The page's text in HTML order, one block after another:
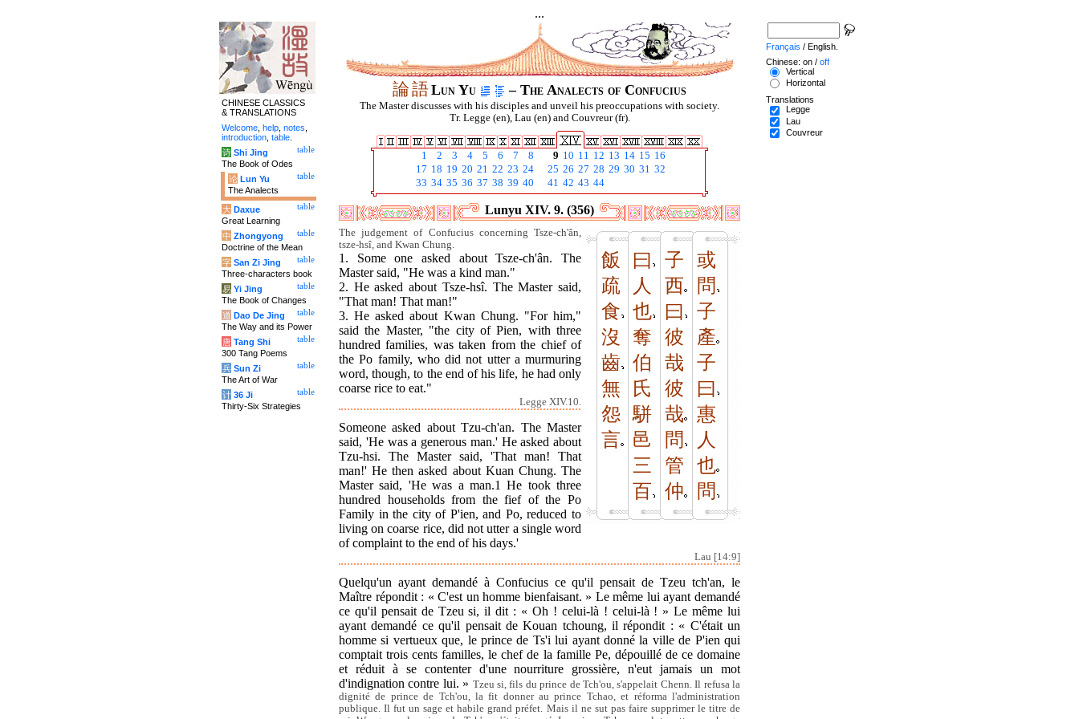
...
論語Lun Yu – The Analects of Confucius
The Master discusses with his disciples and unveil his preoccupations with society.
Tr. Legge (en), Lau (en) and Couvreur (fr).
1 2 3 4 5 6 7 8 9 10 11 12 13 14 15 16
17 18 19 20 21 22 23 24 25 26 27 28 29 30 31 32
33 34 35 36 37 38 39 40 41 42 43 44
Lunyu XIV. 9. (356)
飯
疏
食
沒
齒
無
怨
言
曰
人
也
奪
伯
氏
駢
邑
三
百
子
西
曰
彼
哉
彼
哉
問
管
仲
或
問
子
產
子
曰
惠
人
也
問
The judgement of Confucius concerning Tsze-ch'ân,
tsze-hsî, and Kwan Chung.
1. Some one asked about Tsze-ch'ân. The
Master said, "He was a kind man."
2. He asked about Tsze-hsî. The Master said,
"That man! That man!"
3. He asked about Kwan Chung. "For him,"
said the Master, "the city of Pien, with three
hundred families, was taken from the chief of
the Po family, who did not utter a murmuring
word, though, to the end of his life, he had only
coarse rice to eat."
Legge XIV.10.
Someone asked about Tzu-ch'an. The Master
said, 'He was a generous man.' He asked about
Tzu-hsi. The Master said, 'That man! That
man!' He then asked about Kuan Chung. The
Master said, 'He was a man.1 He took three
hundred households from the fief of the Po
Family in the city of P'ien, and Po, reduced to
living on coarse rice, did not utter a single word
of complaint to the end of his days.'
Lau [14:9]
Quelqu'un ayant demandé à Confucius ce qu'il pensait de Tzeu tch'an, le
Maître répondit : « C'est un homme bienfaisant. » Le même lui ayant demandé
ce qu'il pensait de Tzeu si, il dit : « Oh ! celui-là ! celui-là ! » Le même lui
ayant demandé ce qu'il pensait de Kouan tchoung, il répondit : « C'était un
homme si vertueux que, le prince de Ts'i lui ayant donné la ville de P'ien qui
comptait trois cents familles, le chef de la famille Pe, dépouillé de ce domaine
et réduit à se contenter d'une nourriture grossière, n'eut jamais un mot
d'indignation contre lui. » Tzeu si, fils du prince de Tch'ou, s'appelait Chenn. Il refusa la
dignité de prince de Tch'ou, la fit donner au prince Tchao, et réforma l'administration
publique. Il fut un sage et habile grand préfet. Mais il ne sut pas faire supprimer le titre de
CHINESE CLASSICS
& TRANSLATIONS
Welcome help notes
introduction table
table
诗 Shi Jing
The Book of Odes
table
论 Lun Yu
The Analects
table
大 Daxue
Great Learning
table
中 Zhongyong
Doctrine of the Mean
table
字 San Zi Jing
Three-characters book
table
易 Yi Jing
The Book of Changes
table
道 Dao De Jing
The Way and its Power
table
唐 Tang Shi
300 Tang Poems
table
兵 Sun Zi
The Art of War
table
计 36 Ji
Thirty-Six Strategies
Français / English.
Chinese: on / off
Vertical
Horizontal
Translations
Legge
Lau
Couvreur